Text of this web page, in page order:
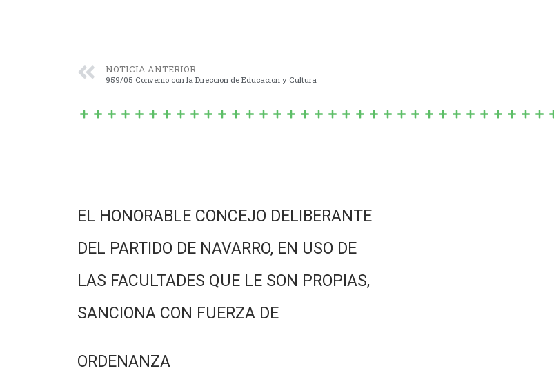
NOTICIA ANTERIOR
959/05 Convenio con la Direccion de Educacion y Cultura
EL HONORABLE CONCEJO DELIBERANTE
DEL PARTIDO DE NAVARRO, EN USO DE
LAS FACULTADES QUE LE SON PROPIAS,
SANCIONA CON FUERZA DE
ORDENANZA